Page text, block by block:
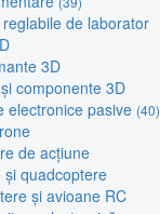
de laborator
3D
componente 3D
electronice pasive (40)
de acțiune
și quadcoptere
și avioane RC